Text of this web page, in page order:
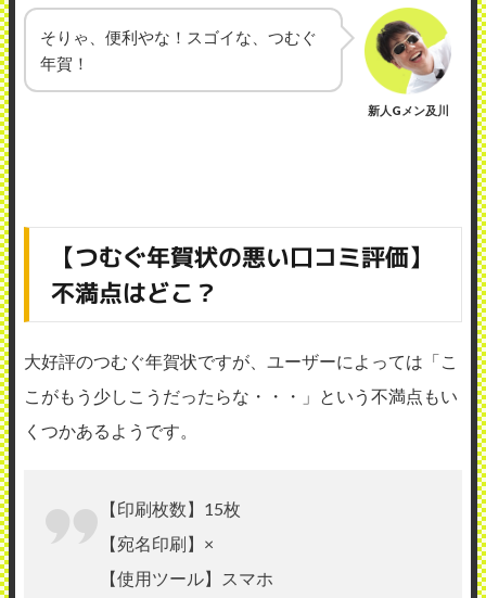
そりゃ、便利やな！スゴイな、つむぐ
年賀！
新人Gメン及川
【つむぐ年賀状の悪い口コミ評価】
不満点はどこ？
大好評のつむぐ年賀状ですが、ユーザーによっては「こ
こがもう少しこうだったらな・・・」という不満点もい
くつかあるようです。
【印刷枚数】15枚
【宛名印刷】×
【使用ツール】スマホ